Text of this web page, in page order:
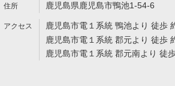
鹿児島県鹿児島市鴨池1-54-6
鹿児島市電１系統 鴨池より 徒歩
鹿児島市電１系統 郡元より 徒歩
鹿児島市電１系統 郡元南より 徒